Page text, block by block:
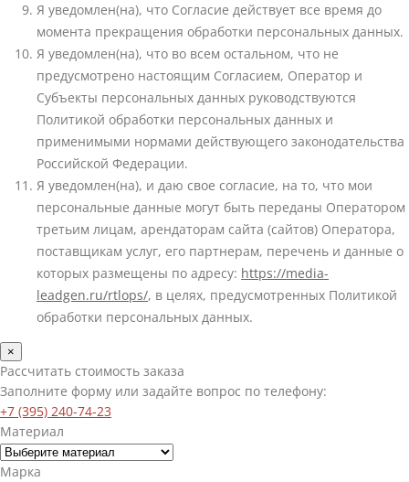
Я уведомлен(на), что Согласие действует все время до
момента прекращения обработки персональных данных.
Я уведомлен(на), что во всем остальном, что не
предусмотрено настоящим Согласием, Оператор и
Субъекты персональных данных руководствуются
Политикой обработки персональных данных и
применимыми нормами действующего законодательства
Российской Федерации.
Я уведомлен(на), и даю свое согласие, на то, что мои
персональные данные могут быть переданы Оператором
третьим лицам, арендаторам сайта (сайтов) Оператора,
поставщикам услуг, его партнерам, перечень и данные о
которых размещены по адресу: https://media-
leadgen.ru/rtlops/, в целях, предусмотренных Политикой
обработки персональных данных.
×
Рассчитать стоимость заказа
Заполните форму или задайте вопрос по телефону:
+7 (395) 240-74-23
Материал
Марка